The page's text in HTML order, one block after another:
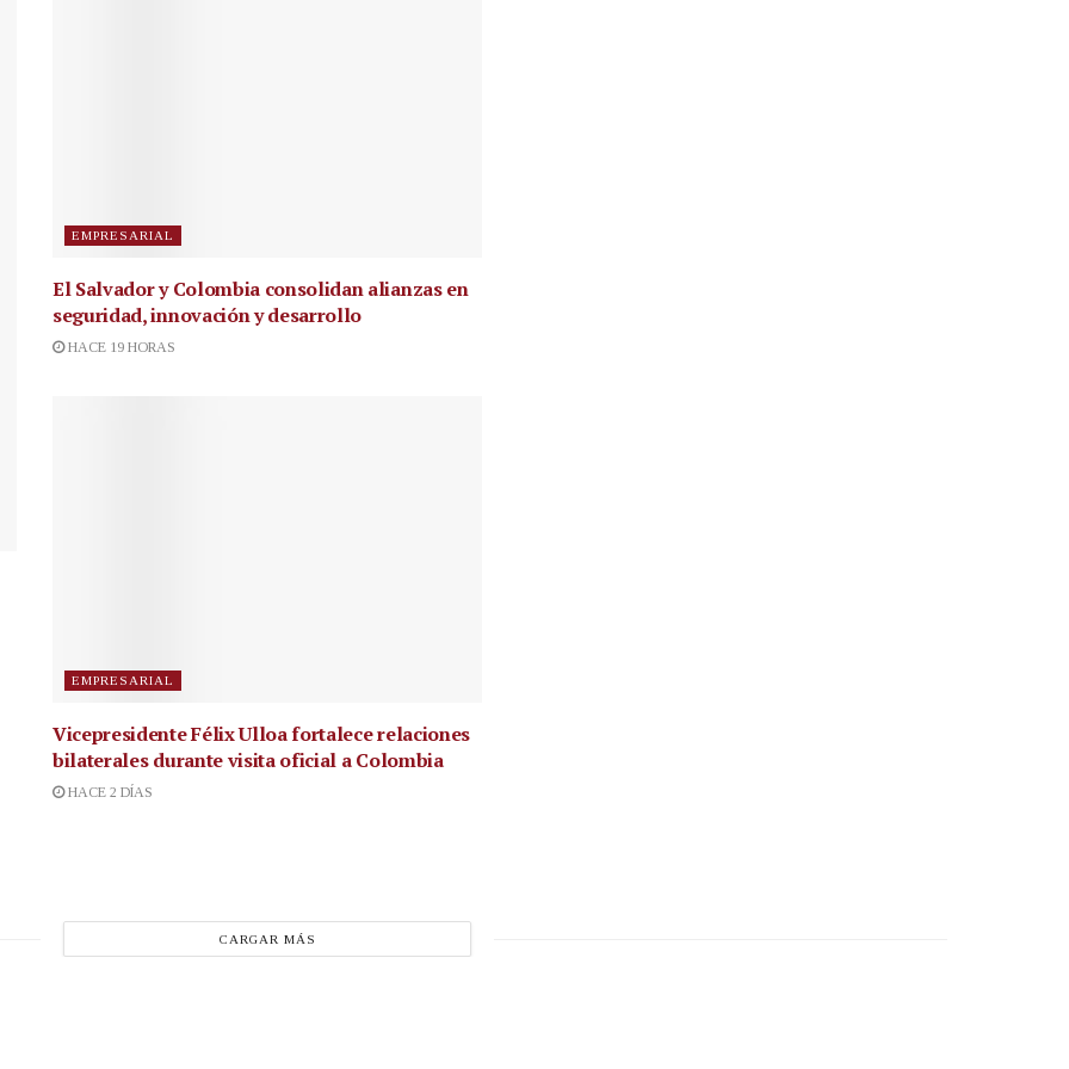
EMPRESARIAL
El Salvador y Colombia consolidan alianzas en
seguridad, innovación y desarrollo
HACE 19 HORAS
EMPRESARIAL
Vicepresidente Félix Ulloa fortalece relaciones
bilaterales durante visita oficial a Colombia
HACE 2 DÍAS
CARGAR MÁS